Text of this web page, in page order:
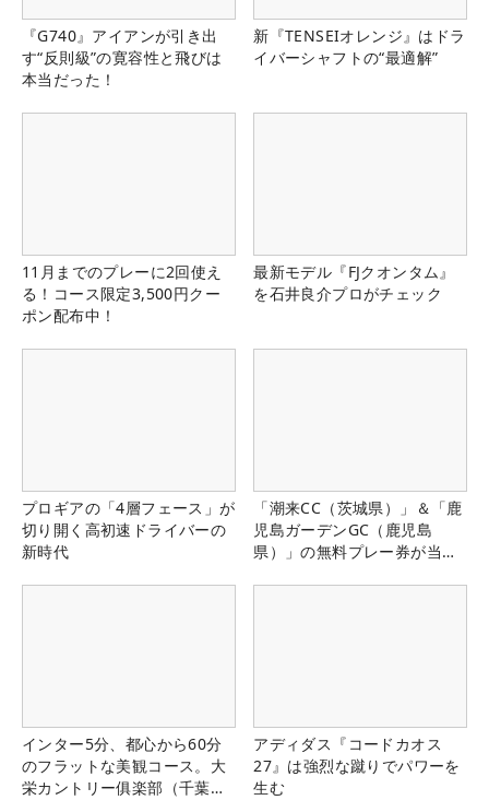
『G740』アイアンが引き出
す“反則級”の寛容性と飛びは
本当だった！
新『TENSEIオレンジ』はドラ
イバーシャフトの“最適解”
11月までのプレーに2回使え
る！コース限定3,500円クー
ポン配布中！
最新モデル『FJクオンタム』
を石井良介プロがチェック
プロギアの「4層フェース」が
切り開く高初速ドライバーの
新時代
「潮来CC（茨城県）」＆「鹿
児島ガーデンGC（鹿児島
県）」の無料プレー券が当た
インター5分、都心から60分
のフラットな美観コース。大
栄カントリー俱楽部（千葉
アディダス『コードカオス
27』は強烈な蹴りでパワーを
生む